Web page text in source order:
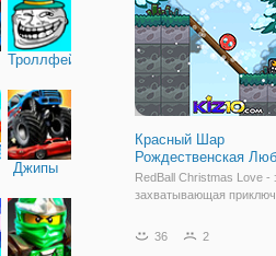
Троллфейс
Джипы
Красный Шар
Рождественская
RedBall Christmas Love -
захватывающая
Наслаждайтесь этой
36 2